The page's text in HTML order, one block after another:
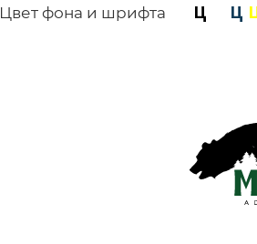
Цвет фона и шрифта